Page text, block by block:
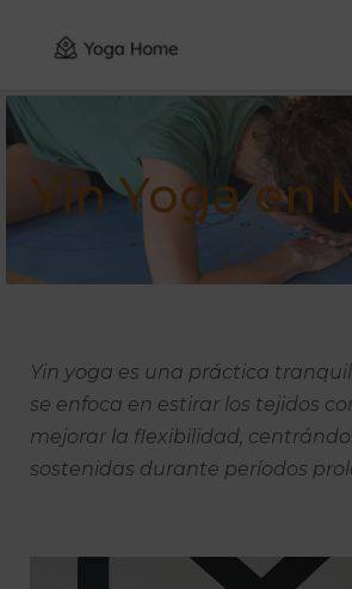
Yin Yoga en
Yin yoga es una práctica
se enfoca en estirar los tejidos
mejorar la flexibilidad,
sostenidas durante períodos